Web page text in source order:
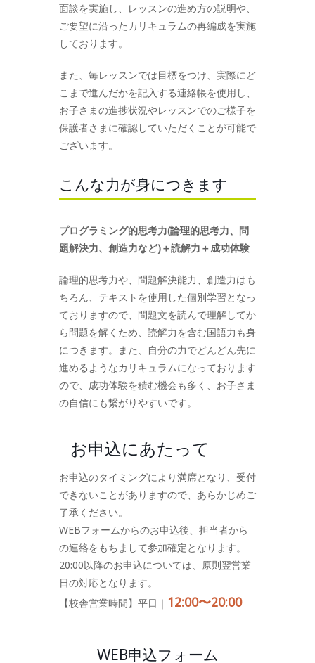
面談を実施し、レッスンの進め方の説明や、
ご要望に沿ったカリキュラムの再編成を実施
しております。
また、毎レッスンでは目標をつけ、実際にど
こまで進んだかを記入する連絡帳を使用し、
お子さまの進捗状況やレッスンでのご様子を
保護者さまに確認していただくことが可能で
ございます。
こんな力が身につきます
プログラミング的思考力(論理的思考力、問
題解決力、創造力など)＋読解力＋成功体験
論理的思考力や、問題解決能力、創造力はも
ちろん、テキストを使用した個別学習となっ
ておりますので、問題文を読んで理解してか
ら問題を解くため、読解力を含む国語力も身
につきます。また、自分の力でどんどん先に
進めるようなカリキュラムになっております
ので、成功体験を積む機会も多く、お子さま
の自信にも繋がりやすいです。
お申込にあたって
お申込のタイミングにより満席となり、受付
できないことがありますので、あらかじめご
了承ください。
WEBフォームからのお申込後、担当者から
の連絡をもちまして参加確定となります。
20:00以降のお申込については、原則翌営業
日の対応となります。
【校舎営業時間】平日｜ 12:00〜20:00
WEB申込フォーム